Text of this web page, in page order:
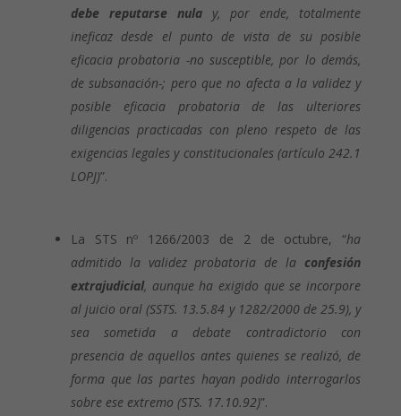
debe reputarse nulay, por ende, totalmente
ineficaz desde el punto de vista de su posible
eficacia probatoria -no susceptible, por lo demás,
de subsanación-; pero que no afecta a la validez y
posible eficacia probatoria de las ulteriores
diligencias practicadas con pleno respeto de las
exigencias legales y constitucionales (artículo 242.1
LOPJ)”.
La STS nº 1266/2003 de 2 de octubre, “ha
admitido la validez probatoria de la confesión
extrajudicial, aunque ha exigido que se incorpore
al juicio oral (SSTS. 13.5.84 y 1282/2000 de 25.9), y
sea sometida a debate contradictorio con
presencia de aquellos antes quienes se realizó, de
forma que las partes hayan podido interrogarlos
sobre ese extremo (STS. 17.10.92)”.